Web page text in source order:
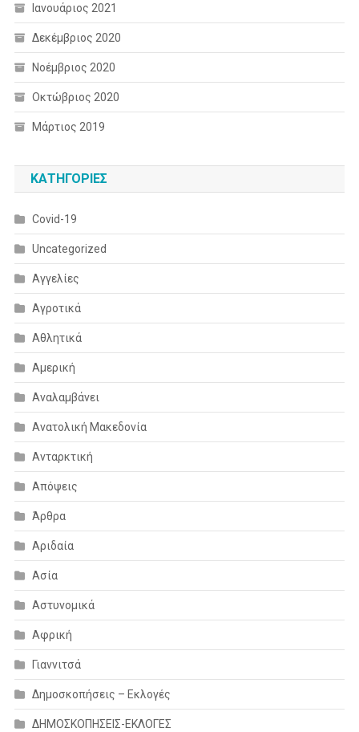
Ιανουάριος 2021
Δεκέμβριος 2020
Νοέμβριος 2020
Οκτώβριος 2020
Μάρτιος 2019
KΑΤΗΓΟΡΊΕΣ
Covid-19
Uncategorized
Αγγελίες
Αγροτικά
Αθλητικά
Αμερική
Αναλαμβάνει
Ανατολική Μακεδονία
Ανταρκτική
Απόψεις
Άρθρα
Αριδαία
Ασία
Αστυνομικά
Αφρική
Γιαννιτσά
Δημοσκοπήσεις – Εκλογές
ΔΗΜΟΣΚΟΠΗΣΕΙΣ-ΕΚΛΟΓΕΣ